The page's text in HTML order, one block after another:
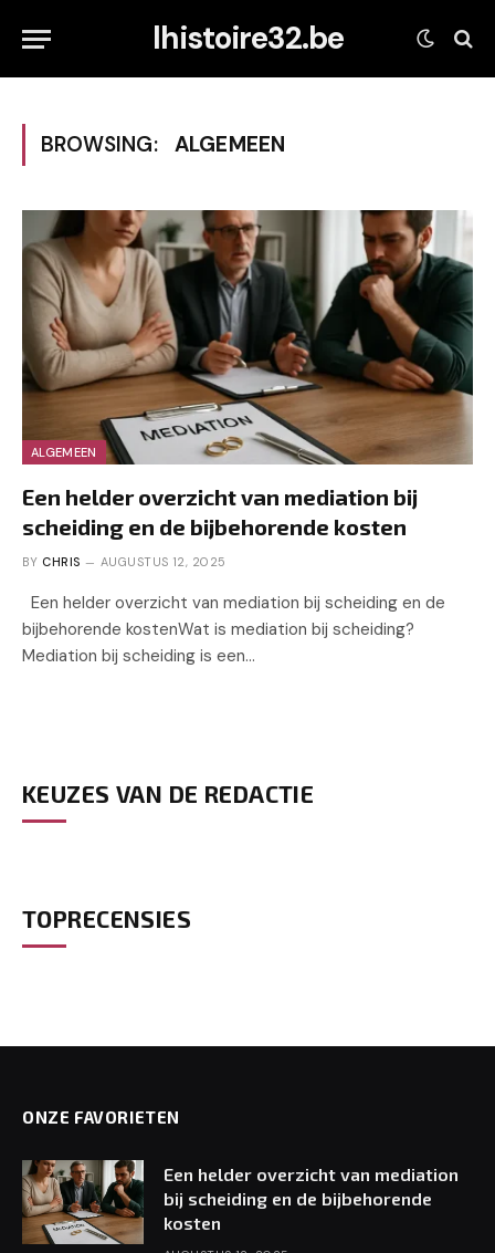
lhistoire32.be
BROWSING: ALGEMEEN
ALGEMEEN
Een helder overzicht van mediation bij
scheiding en de bijbehorende kosten
BY CHRIS AUGUSTUS 12, 2025
Een helder overzicht van mediation bij scheiding en de
bijbehorende kostenWat is mediation bij scheiding?
Mediation bij scheiding is een…
KEUZES VAN DE REDACTIE
TOPRECENSIES
ONZE FAVORIETEN
Een helder overzicht van mediation
bij scheiding en de bijbehorende
kosten